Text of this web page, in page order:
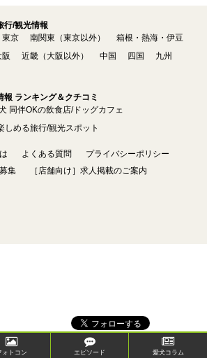
行/観光情報
東京 南関東（東京以外）
箱根・熱海・伊豆
近畿（大阪以外） 中国 四国
九州
ランキング＆クチコミ
同伴OKの飲食店/ドッグカフェ
しめる旅行/観光スポット
よくある質問
プライバシーポリシー
集 ［店舗向け］求人掲載のご案内
ォトコン エピソード 愛犬コラム